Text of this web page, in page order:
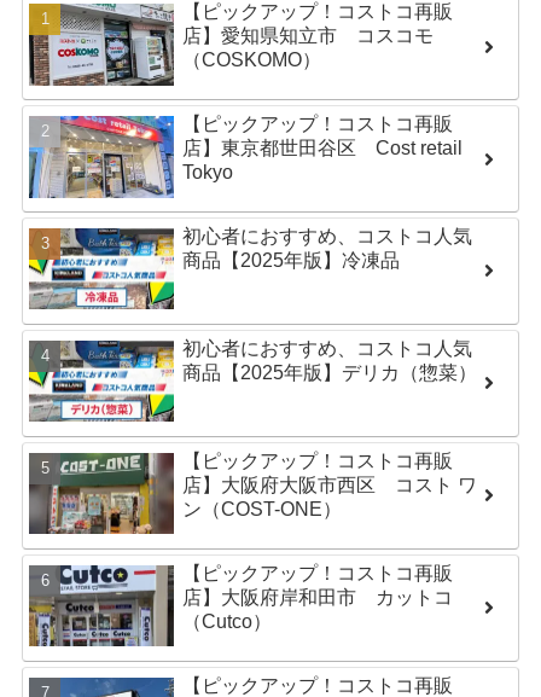
【ピックアップ！コストコ再販
店】愛知県知立市 コスコモ
（COSKOMO）
【ピックアップ！コストコ再販
店】東京都世田谷区 Cost retail
Tokyo
初心者におすすめ、コストコ人気
商品【2025年版】冷凍品
初心者におすすめ、コストコ人気
商品【2025年版】デリカ（惣菜）
【ピックアップ！コストコ再販
店】大阪府大阪市西区 コスト ワ
ン（COST-ONE）
【ピックアップ！コストコ再販
店】大阪府岸和田市 カットコ
（Cutco）
【ピックアップ！コストコ再販